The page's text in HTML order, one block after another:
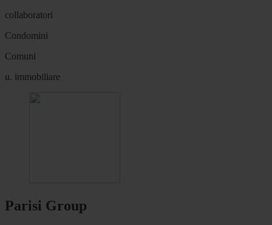
collaboratori
Condomini
Comuni
u. immobiliare
Parisi Group